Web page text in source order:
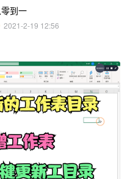
到一
  2021-2-19 12:56